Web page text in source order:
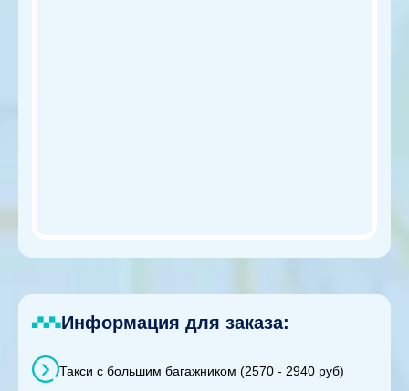
Информация для заказа:
Такси с большим багажником (2570 - 2940 руб)